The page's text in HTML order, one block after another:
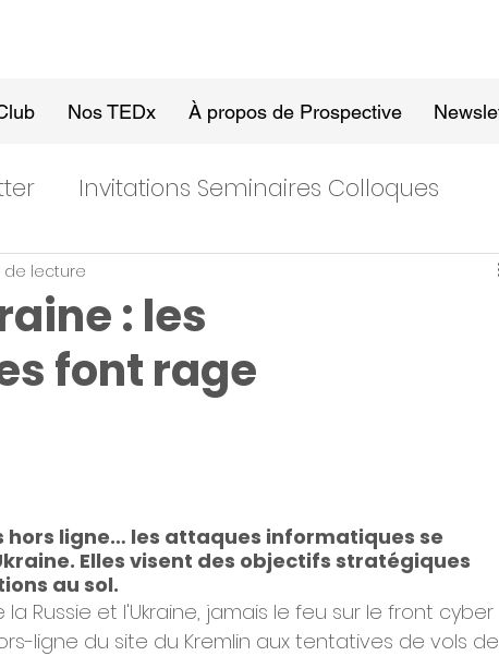
Nos TEDx À propos de Prospective
Invitations Seminaires Colloques
: les
font rage
de lecture
hors ligne… les attaques informatiques se
Elles visent des objectifs stratégiques
au sol.
Russie et l'Ukraine, jamais le feu sur le front cyber
ligne du site du Kremlin aux tentatives de vols